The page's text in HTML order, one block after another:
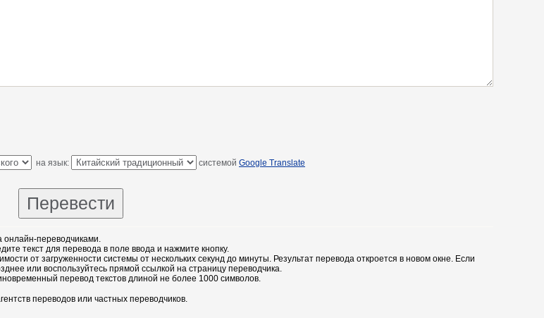
на язык: системой Google Translate
онлайн-переводчиками.
текст для перевода в поле ввода и нажмите кнопку.
от загруженности системы от нескольких секунд до минуты. Результат перевода откроется в новом окне. Если
или воспользуйтесь прямой ссылкой на страницу переводчика.
перевод текстов длиной не более 1000 символов.
переводов или частных переводчиков.